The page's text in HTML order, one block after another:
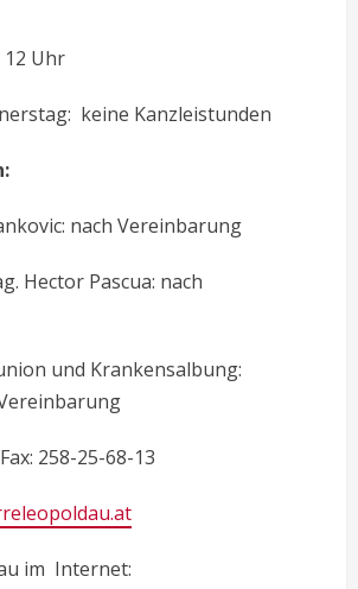
Uhr
keine Kanzleistunden
nach Vereinbarung
Hector Pascua: nach
und Krankensalbung:
258-25-68-13
im Internet: